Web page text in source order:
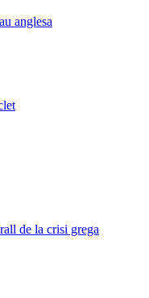
anglesa
de la crisi grega